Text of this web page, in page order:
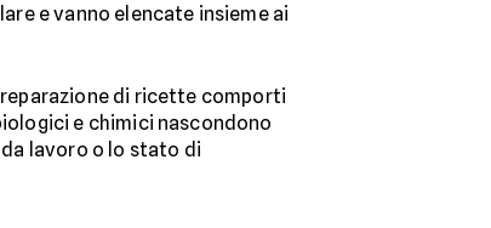
e vanno elencate insieme ai
di ricette comporti
e chimici nascondono
lavoro o lo stato di